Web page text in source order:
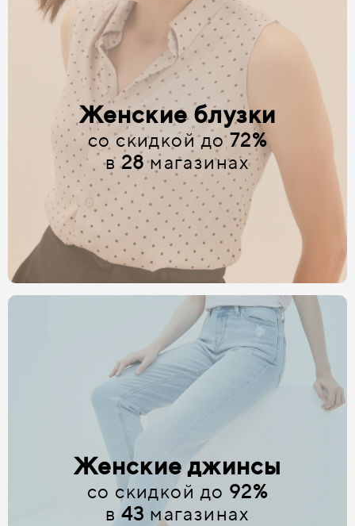
Женские блузки
со скидкой до72%
в28магазинах
Женские джинсы
со скидкой до 92%
в 43 магазинах